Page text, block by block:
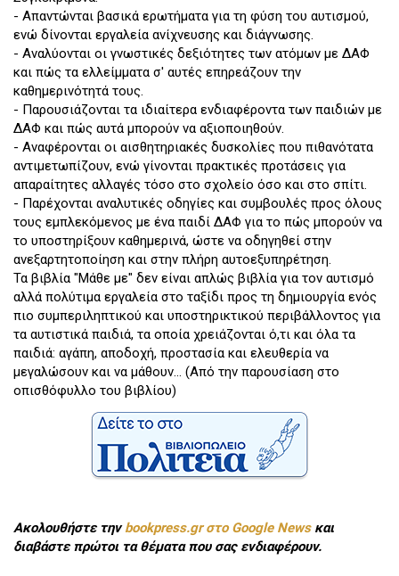
- Απαντώνται βασικά ερωτήματα για τη φύση του αυτισμού,
ενώ δίνονται εργαλεία ανίχνευσης και διάγνωσης.
- Αναλύονται οι γνωστικές δεξιότητες των ατόμων με ΔΑΦ
και πώς τα ελλείμματα σ' αυτές επηρεάζουν την
καθημερινότητά τους.
- Παρουσιάζονται τα ιδιαίτερα ενδιαφέροντα των παιδιών με
ΔΑΦ και πώς αυτά μπορούν να αξιοποιηθούν.
- Αναφέρονται οι αισθητηριακές δυσκολίες που πιθανότατα
αντιμετωπίζουν, ενώ γίνονται πρακτικές προτάσεις για
απαραίτητες αλλαγές τόσο στο σχολείο όσο και στο σπίτι.
- Παρέχονται αναλυτικές οδηγίες και συμβουλές προς όλους
τους εμπλεκόμενος με ένα παιδί ΔΑΦ για το πώς μπορούν να
το υποστηρίξουν καθημερινά, ώστε να οδηγηθεί στην
ανεξαρτητοποίηση και στην πλήρη αυτοεξυπηρέτηση.
Τα βιβλία "Μάθε με" δεν είναι απλώς βιβλία για τον αυτισμό
αλλά πολύτιμα εργαλεία στο ταξίδι προς τη δημιουργία ενός
πιο συμπεριληπτικού και υποστηρικτικού περιβάλλοντος για
τα αυτιστικά παιδιά, τα οποία χρειάζονται ό,τι και όλα τα
παιδιά: αγάπη, αποδοχή, προστασία και ελευθερία να
μεγαλώσουν και να μάθουν... (Από την παρουσίαση στο
οπισθόφυλλο του βιβλίου)
Ακολουθήστε τηνbookpress.gr στο Google Newsκαι
διαβάστε πρώτοι τα θέματα που σας ενδιαφέρουν.